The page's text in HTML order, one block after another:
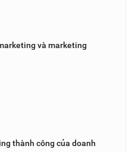
và marketing
thành công của doanh